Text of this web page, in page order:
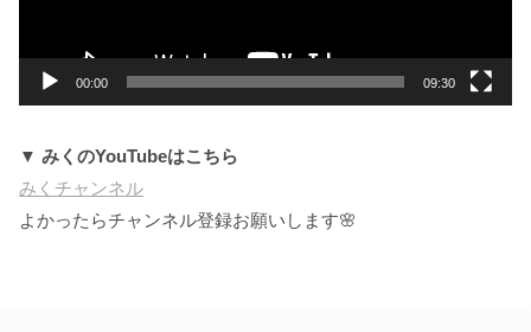
00:00 09:30
▼ みくのYouTubeはこちら
みくチャンネル
よかったらチャンネル登録お願いします🌸